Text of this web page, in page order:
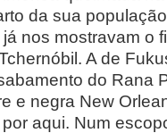
da sua
nos mostravam o
A de
do Rana
e negra New
aqui. Num